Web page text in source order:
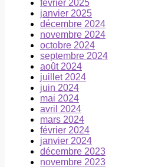
février 2025
janvier 2025
décembre 2024
novembre 2024
octobre 2024
septembre 2024
août 2024
juillet 2024
juin 2024
mai 2024
avril 2024
mars 2024
février 2024
janvier 2024
décembre 2023
novembre 2023